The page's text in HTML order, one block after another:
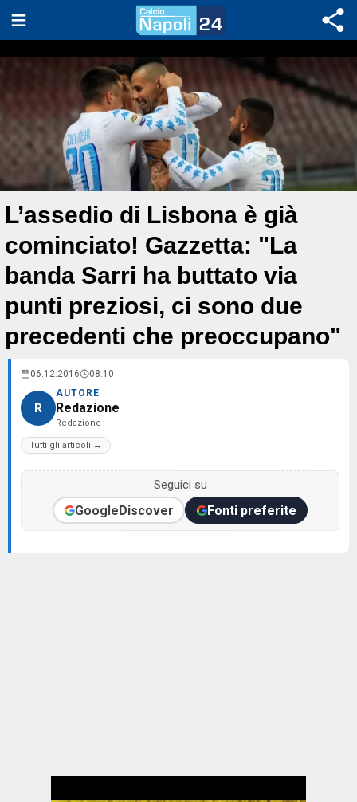
L’assedio di Lisbona è già
cominciato! Gazzetta: "La
banda Sarri ha buttato via
punti preziosi, ci sono due
precedenti che preoccupano"
06.12.2016 08:10
R
AUTORE
Redazione
Redazione
Tutti gli articoli →
Seguici su
GoogleDiscover Fonti preferite